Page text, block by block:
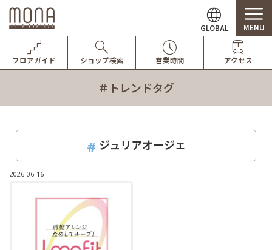
MENU
GLOBAL
フロアガイド ショップ検索 営業時間 アクセス
＃トレンドタグ
ジュリアオージェ
2026-06-16